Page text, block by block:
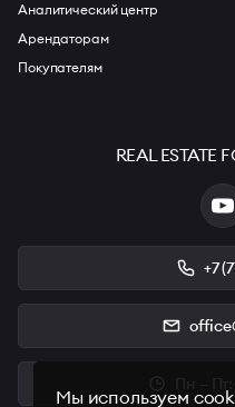
Аналитический центр
Арендаторам
Покупателям
REAL ESTATE
+7
Мы используем